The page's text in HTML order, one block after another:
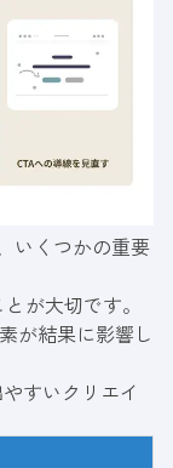
いくつかの重要
が大切です。
が結果に影響し
すいクリエイ